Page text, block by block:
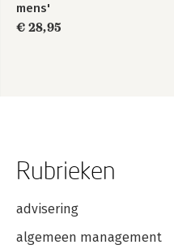
mens'
€ 28,95
Rubrieken
advisering
algemeen management